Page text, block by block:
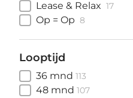
Lease & Relax 17
Op = Op 8
Looptijd
36 mnd 113
48 mnd 107